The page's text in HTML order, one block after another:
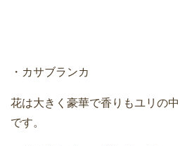
・カサブランカ
花は大きく豪華で香りもユリの
です。